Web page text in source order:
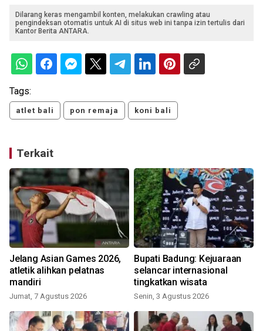
Dilarang keras mengambil konten, melakukan crawling atau
pengindeksan otomatis untuk AI di situs web ini tanpa izin tertulis dari
Kantor Berita ANTARA.
Tags:
atlet bali pon remaja koni bali
Terkait
Jelang Asian Games 2026,
atletik alihkan pelatnas
mandiri
Jumat, 7 Agustus 2026
Bupati Badung: Kejuaraan
selancar internasional
tingkatkan wisata
Senin, 3 Agustus 2026